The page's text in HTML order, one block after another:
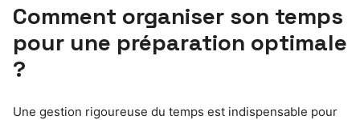
Comment organiser son temps
pour une préparation optimale
?
Une gestion rigoureuse du temps est indispensable pour